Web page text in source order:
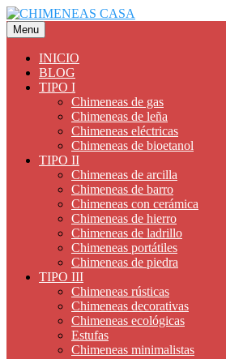
Saltar
al
contenido
Menu
INICIO
BLOG
TIPO I
Chimeneas de gas
Chimeneas de leña
Chimeneas eléctricas
Chimeneas de bioetanol
TIPO II
Chimeneas de arcilla
Chimeneas de barro
Chimeneas con cerámica
Chimeneas de hierro
Chimeneas de ladrillo
Chimeneas portátiles
Chimeneas de piedra
TIPO III
Chimeneas rústicas
Chimeneas decorativas
Chimeneas ecológicas
Estufas
Chimeneas minimalistas